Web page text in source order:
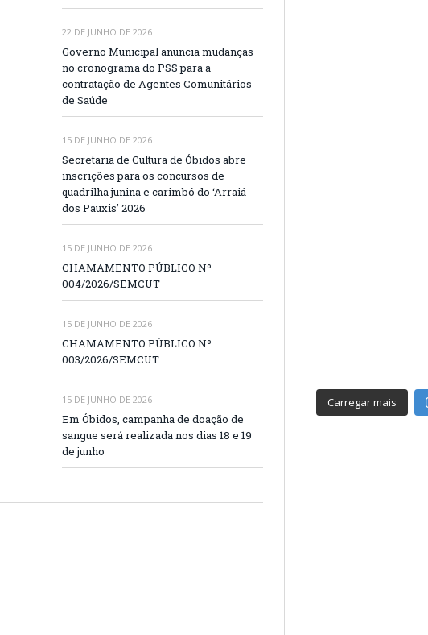
22 DE JUNHO DE 2026
Governo Municipal anuncia mudanças
no cronograma do PSS para a
contratação de Agentes Comunitários
de Saúde
15 DE JUNHO DE 2026
Secretaria de Cultura de Óbidos abre
inscrições para os concursos de
quadrilha junina e carimbó do ‘Arraiá
dos Pauxis’ 2026
15 DE JUNHO DE 2026
CHAMAMENTO PÚBLICO Nº
004/2026/SEMCUT
15 DE JUNHO DE 2026
CHAMAMENTO PÚBLICO Nº
003/2026/SEMCUT
15 DE JUNHO DE 2026
Em Óbidos, campanha de doação de
sangue será realizada nos dias 18 e 19
de junho
Carregar mais